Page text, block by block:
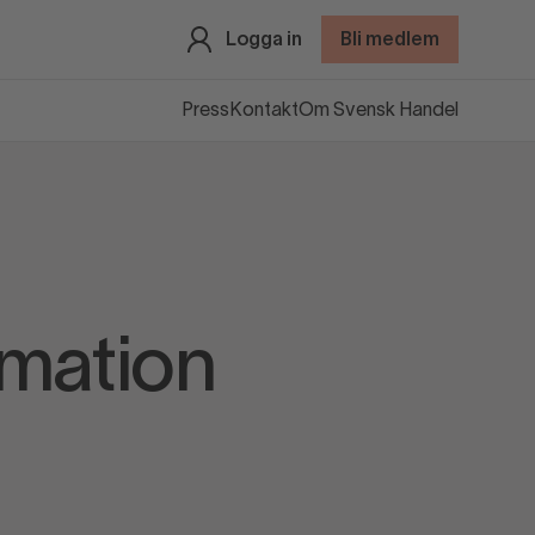
Logga in Bli medlem
Press KontaktOm Svensk Handel